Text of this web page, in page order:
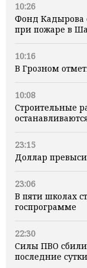
10:26
Фонд Кадырова
при пожаре в
10:16
В Грозном
10:08
Строительные
23:15
Доллар
23:06
В пяти школах
госпрограмме
22:30
Силы ПВО
последние сутки